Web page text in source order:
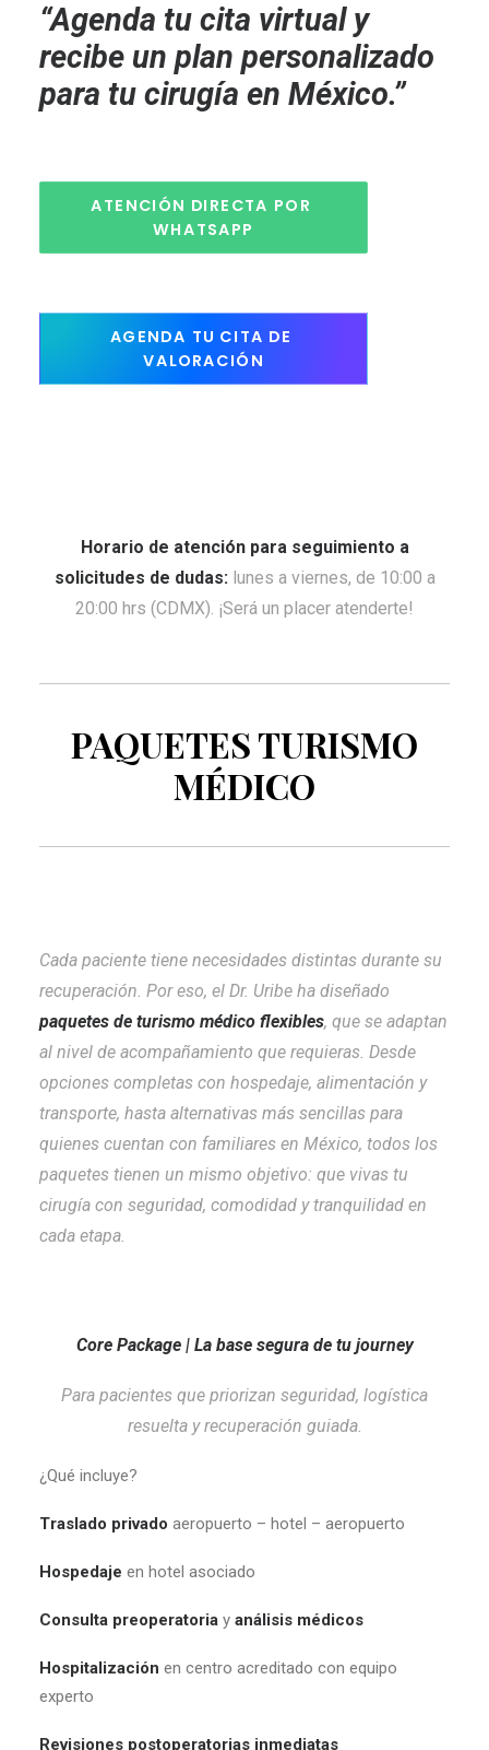
“Agenda tu cita virtual y
recibe un plan personalizado
para tu cirugía en México.”
ATENCIÓN DIRECTA POR
WHATSAPP
AGENDA TU CITA DE
VALORACIÓN
Horario de atención para seguimiento a
solicitudes de dudas:lunes a viernes, de 10:00 a
20:00 hrs (CDMX). ¡Será un placer atenderte!
PAQUETES TURISMO
MÉDICO
Cada paciente tiene necesidades distintas durante su
recuperación. Por eso, el Dr. Uribe ha diseñado
paquetes de turismo médico flexibles, que se adaptan
al nivel de acompañamiento que requieras. Desde
opciones completas con hospedaje, alimentación y
transporte, hasta alternativas más sencillas para
quienes cuentan con familiares en México, todos los
paquetes tienen un mismo objetivo: que vivas tu
cirugía con seguridad, comodidad y tranquilidad en
cada etapa.
Core Package | La base segura de tu journey
Para pacientes que priorizan seguridad, logística
resuelta y recuperación guiada.
¿Qué incluye?
Traslado privado aeropuerto – hotel – aeropuerto
Hospedaje en hotel asociado
Consulta preoperatoria y análisis médicos
Hospitalización en centro acreditado con equipo
experto
Revisiones postoperatorias inmediatas